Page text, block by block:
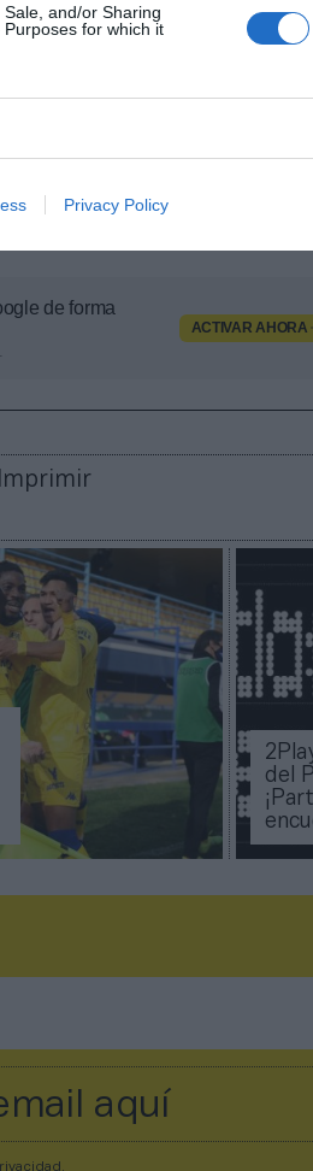
and/or Sharing
for which it
Privacy Policy
el futuro de los X Games y
parte tan importante de la
director ejecutivo del
hace más tres años
se produjo de la mano
vehículo inversor Best
y de los Philadelphia
de forma
ACTIVAR AHORA
Imprimir
del